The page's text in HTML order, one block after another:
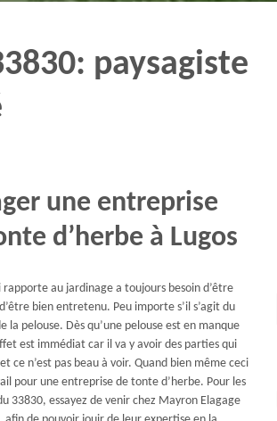
paysagiste
une entreprise
d’herbe à Lugos
rapporte au jardinage a toujours besoin d’être
bien entretenu. Peu importe s’il s’agit du
la pelouse. Dès qu’une pelouse est en manque
est immédiat car il va y avoir des parties qui
ce n’est pas beau à voir. Quand bien même ceci
pour une entreprise de tonte d’herbe. Pour les
33830, essayez de venir chez Mayron Elagage